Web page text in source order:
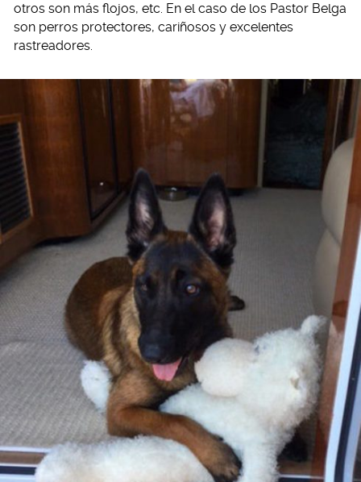
otros son más flojos, etc. En el caso de los Pastor Belga
son perros protectores, cariñosos y excelentes
rastreadores.